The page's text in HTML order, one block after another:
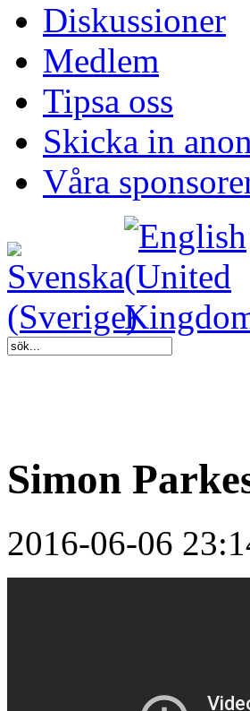
Diskussioner
Medlem
Tipsa oss
Skicka in
Våra
Simon
2016-06-06